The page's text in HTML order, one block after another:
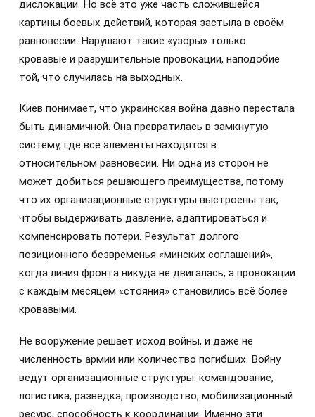
дислокации. Но всё это уже часть сложившейся
картины боевых действий, которая застыла в своём
равновесии. Нарушают такие «узоры» только
кровавые и разрушительные провокации, наподобие
той, что случилась на выходных.
Киев понимает, что украинская война давно перестала
быть динамичной. Она превратилась в замкнутую
систему, где все элементы находятся в
относительном равновесии. Ни одна из сторон не
может добиться решающего преимущества, потому
что их организационные структуры выстроены так,
чтобы выдерживать давление, адаптироваться и
компенсировать потери. Результат долгого
позиционного безвременья «минских соглашений»,
когда линия фронта никуда не двигалась, а провокации
с каждым месяцем «стояния» становились всё более
кровавыми.
Не вооружение решает исход войны, и даже не
численность армии или количество погибших. Войну
ведут организационные структуры: командование,
логистика, разведка, производство, мобилизационный
ресурс, способность к координации. Именно эти